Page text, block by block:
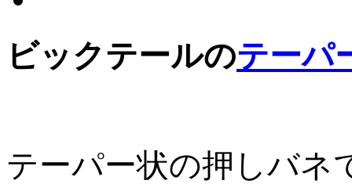
ビックテールのテーパ
テーパー状の押しバネ